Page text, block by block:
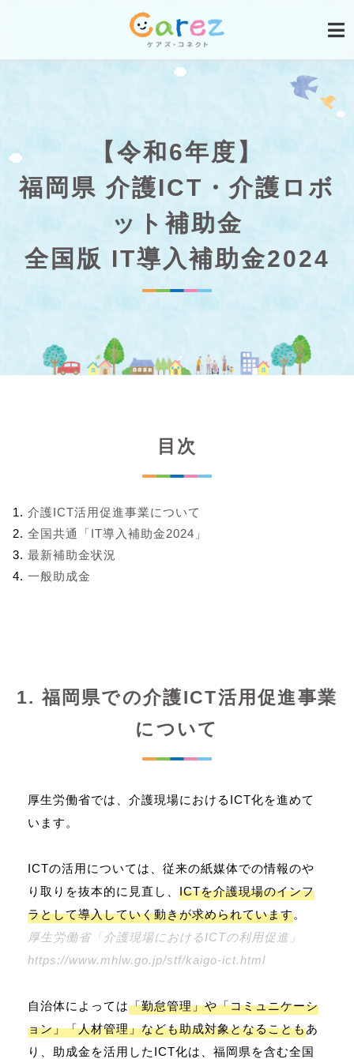
【令和6年度】
福岡県 介護ICT・介護ロボ
ット補助金
全国版 IT導入補助金2024
目次
介護ICT活用促進事業について
全国共通「IT導入補助金2024」
最新補助金状況
一般助成金
1. 福岡県での介護ICT活用促進事業
について
厚生労働省では、介護現場におけるICT化を進めて
います。
ICTの活用については、従来の紙媒体での情報のや
り取りを抜本的に見直し、 ICTを介護現場のインフ
ラとして導入していく動きが求められています。
厚生労働省「介護現場におけるICTの利用促進」
https://www.mhlw.go.jp/stf/kaigo-ict.html
自治体によっては「勤怠管理」や「コミュニケーシ
ョン」「人材管理」なども助成対象となることもあ
り、助成金を活用したICT化は、福岡県を含む全国